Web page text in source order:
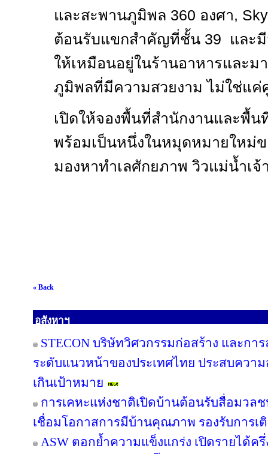
และสะพานภูมิพล 360 องศา,
ต้อนรับแขกสำคัญที่ชั้น 39 และ
ให้เหมือนอยู่ในร้านอาหารและ
ภูมิพลที่มีความสวยงาม ไม่ใช่แค่
เปิดให้จองพื้นที่สำนักงานและพื้
พร้อมเป็นหนึ่งในหมุดหมายใหม่
มองหาทำเลศักยภาพ วิวแม่น้ำเ
« Back
อสังหาฯ
STECON บริษัทวิศวกรรมก่อสร้าง และกา
ระดับแนวหน้าของประเทศไทย ประสบควา
เกินเป้าหมาย
การเคหะแห่งชาติเปิดบ้านต้อนรับสื่อมวล
เชื่อมโอกาสการมีบ้านคุณภาพ รองรับการเ
ASW ตอกย้ำความแข็งแกร่ง เปิดรายได้ครึ่